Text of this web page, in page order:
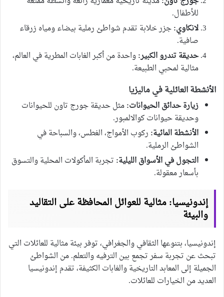
للأطفال.
لانكاوي:جزر خلابة تقدم شواطئ رملية بيضاء ومياه زرقاء
صافية.
حديقة تندرو الكبير:واحدة من أكبر الغابات المطرية في العالم،
مثالية لمحبي الطبيعة.
الأنشطة العائلية في ماليزيا
زيارة حدائق الحيوانات:مثل حديقة جورج تاون للحيوانات
وحديقة حيوانات كوالالمبور.
الأنشطة المائية: ركوب الأمواج، الغطس، والسباحة في
الشواطئ الرملية.
التجول في الأسواق الليلية: تجربة المأكولات المحلية والتسوق
بأسعار معقولة.
إندونيسيا: مثالية للعوائل المحافظة على التقاليد
والبيئة
إندونيسيا، بتنوعها الثقافي والجغرافي، توفر بيئة مثالية للعائلات التي
تبحث عن تجربة سفر تجمع بين الترفيه والتعلم. من الشواطئ
الجميلة إلى المعابد التاريخية والغابات الكثيفة، تقدم إندونيسيا
العديد من الخيارات للعائلات.